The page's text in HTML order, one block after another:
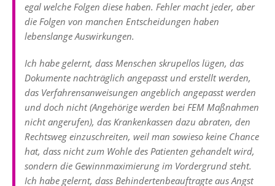
egal welche Folgen diese haben. Fehler macht jeder, aber
die Folgen von manchen Entscheidungen haben
lebenslange Auswirkungen.
Ich habe gelernt, dass Menschen skrupellos lügen, das
Dokumente nachträglich angepasst und erstellt werden,
das Verfahrensanweisungen angeblich angepasst werden
und doch nicht (Angehörige werden bei FEM Maßnahmen
nicht angerufen), das Krankenkassen dazu abraten, den
Rechtsweg einzuschreiten, weil man sowieso keine Chance
hat, dass nicht zum Wohle des Patienten gehandelt wird,
sondern die Gewinnmaximierung im Vordergrund steht.
Ich habe gelernt, dass Behindertenbeauftragte aus Angst